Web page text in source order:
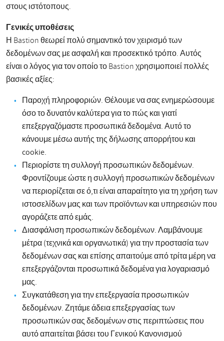
στους ιστότοπους.
Γενικές υποθέσεις
Η Bastion θεωρεί πολύ σημαντικό τον χειρισμό των
δεδομένων σας με ασφαλή και προσεκτικό τρόπο. Αυτός
είναι ο λόγος για τον οποίο το Bastion χρησιμοποιεί πολλές
βασικές αξίες:
Παροχή πληροφοριών. Θέλουμε να σας ενημερώσουμε
όσο το δυνατόν καλύτερα για το πώς και γιατί
επεξεργαζόμαστε προσωπικά δεδομένα. Αυτό το
κάνουμε μέσω αυτής της δήλωσης απορρήτου και
cookie.
Περιορίστε τη συλλογή προσωπικών δεδομένων.
Φροντίζουμε ώστε η συλλογή προσωπικών δεδομένων
να περιορίζεται σε ό,τι είναι απαραίτητο για τη χρήση των
ιστοσελίδων μας και των προϊόντων και υπηρεσιών που
αγοράζετε από εμάς.
Διασφάλιση προσωπικών δεδομένων. Λαμβάνουμε
μέτρα (τεχνικά και οργανωτικά) για την προστασία των
δεδομένων σας και επίσης απαιτούμε από τρίτα μέρη να
επεξεργάζονται προσωπικά δεδομένα για λογαριασμό
μας.
Συγκατάθεση για την επεξεργασία προσωπικών
δεδομένων. Ζητάμε άδεια επεξεργασίας των
προσωπικών σας δεδομένων στις περιπτώσεις που
αυτό απαιτείται βάσει του Γενικού Κανονισμού